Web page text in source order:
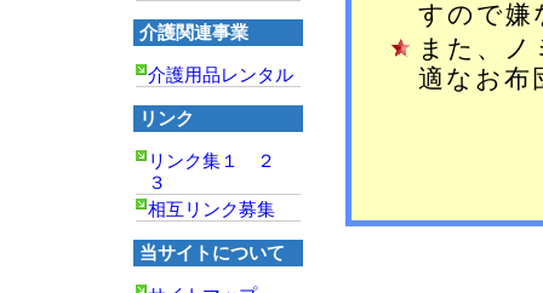
すので嫌
また、
適なお布
介護関連事業
介護用品レンタル
リンク
リンク集１
２
３
相互リンク募集
当サイトについて